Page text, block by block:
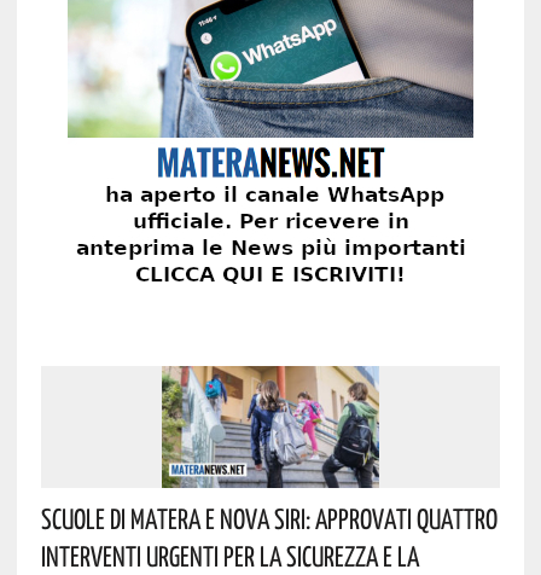
Scuole Di Matera E Nova Siri: Approvati Quattro
Interventi Urgenti Per La Sicurezza E La